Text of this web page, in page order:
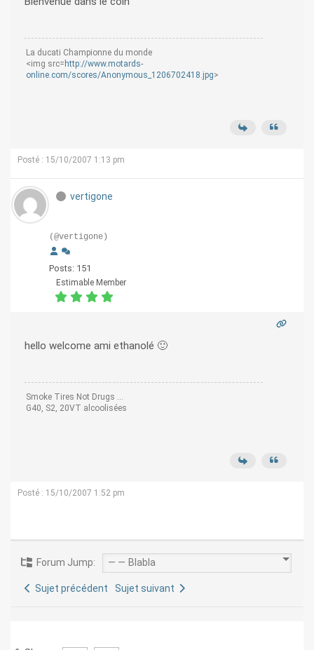
La ducati Championne du monde
<img src= http://www.motards-
online.com/scores/Anonymous_1206702418.jpg>
Posté : 15/10/2007 1:13 pm
vertigone
(@vertigone)
Posts: 151
Estimable Member
hello welcome ami ethanolé 🙂
Smoke Tires Not Drugs ...
G40, S2, 20VT alcoolisées
Posté : 15/10/2007 1:52 pm
Forum Jump:
Sujet précédent Sujet suivant